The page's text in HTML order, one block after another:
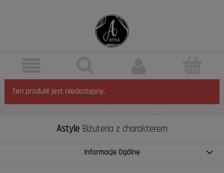
Ten produkt jest niedostępny.
Astyle Biżuteria z charakterem
Informacje Ogólne